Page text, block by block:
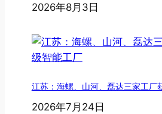
2026年8月3日
江苏：海螺、山河、磊达三家工厂
2026年7月24日